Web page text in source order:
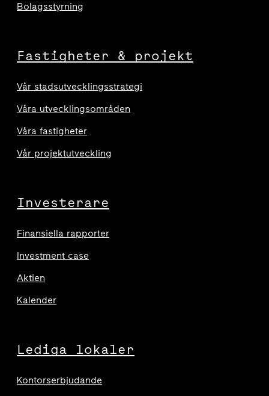
Bolagsstyrning
Fastigheter & projekt
Vår stadsutvecklingsstrategi
Våra utvecklingsområden
Våra fastigheter
Vår projektutveckling
Investerare
Finansiella rapporter
Investment case
Aktien
Kalender
Lediga lokaler
Kontorserbjudande